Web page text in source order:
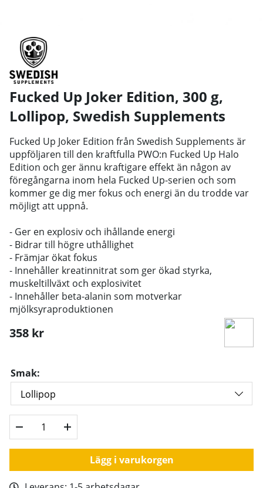
Fucked Up Joker Edition, 300 g,
Lollipop, Swedish Supplements
Fucked Up Joker Edition från Swedish Supplements är
uppföljaren till den kraftfulla PWO:n Fucked Up Halo
Edition och ger ännu kraftigare effekt än någon av
föregångarna inom hela Fucked Up-serien och som
kommer ge dig mer fokus och energi än du trodde var
möjligt att uppnå.
- Ger en explosiv och ihållande energi
- Bidrar till högre uthållighet
- Främjar ökat fokus
- Innehåller kreatinnitrat som ger ökad styrka,
muskeltillväxt och explosivitet
- Innehåller beta-alanin som motverkar
mjölksyraproduktionen
358 kr
Smak:
Lägg i varukorgen